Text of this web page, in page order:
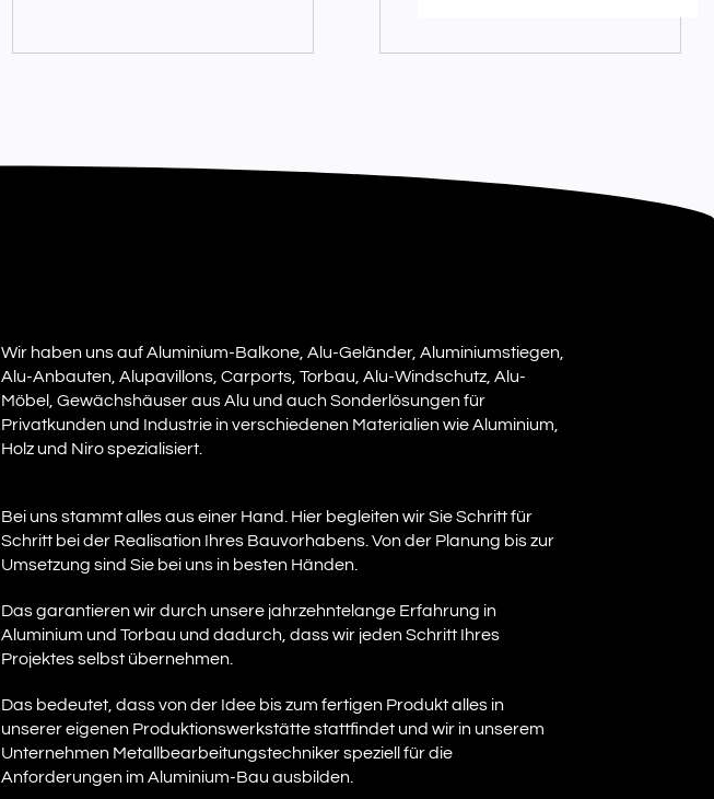
Wir haben uns auf Aluminium-Balkone, Alu-Geländer, Aluminiumstiegen,
Alu-Anbauten, Alupavillons, Carports, Torbau, Alu-Windschutz, Alu-
Möbel, Gewächshäuser aus Alu und auch Sonderlösungen für
Privatkunden und Industrie in verschiedenen Materialien wie Aluminium,
Holz und Niro spezialisiert.
Bei uns stammt alles aus einer Hand. Hier begleiten wir Sie Schritt für
Schritt bei der Realisation Ihres Bauvorhabens. Von der Planung bis zur
Umsetzung sind Sie bei uns in besten Händen.
Das garantieren wir durch unsere jahrzehntelange Erfahrung in
Aluminium und Torbau und dadurch, dass wir jeden Schritt Ihres
Projektes selbst übernehmen.
Das bedeutet, dass von der Idee bis zum fertigen Produkt alles in
unserer eigenen Produktionswerkstätte stattfindet und wir in unserem
Unternehmen Metallbearbeitungstechniker speziell für die
Anforderungen im Aluminium-Bau ausbilden.